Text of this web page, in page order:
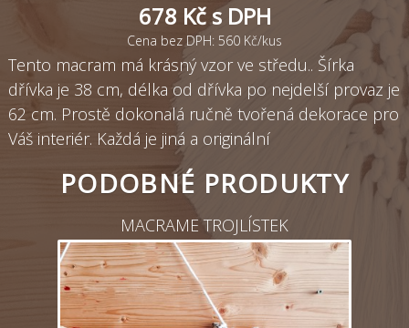
678 Kč s DPH
Cena bez DPH: 560 Kč/kus
Tento macram má krásný vzor ve středu.. Šírka
dřívka je 38 cm, délka od dřívka po nejdelší provaz je
62 cm. Prostě dokonalá ručně tvořená dekorace pro
Váš interiér. Každá je jiná a originální
PODOBNÉ PRODUKTY
MACRAME TROJLÍSTEK